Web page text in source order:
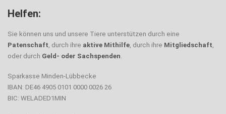
Helfen:
Sie können uns und unsere Tiere unterstützen durch eine
Patenschaft, durch ihre aktive Mithilfe, durch ihre Mitgliedschaft,
oder durch Geld- oder Sachspenden.
Sparkasse Minden-Lübbecke
IBAN: DE46 4905 0101 0000 0026 26
BIC: WELADED1MIN